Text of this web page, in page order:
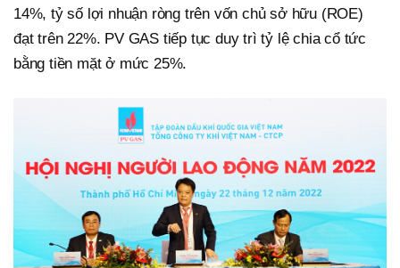
14%, tỷ số lợi nhuận ròng trên vốn chủ sở hữu (ROE)
đạt trên 22%. PV GAS tiếp tục duy trì tỷ lệ chia cổ tức
bằng tiền mặt ở mức 25%.